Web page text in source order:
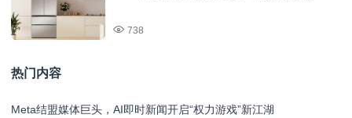
738
热门内容
Meta结盟媒体巨头，AI即时新闻开启“权力游戏”新江湖